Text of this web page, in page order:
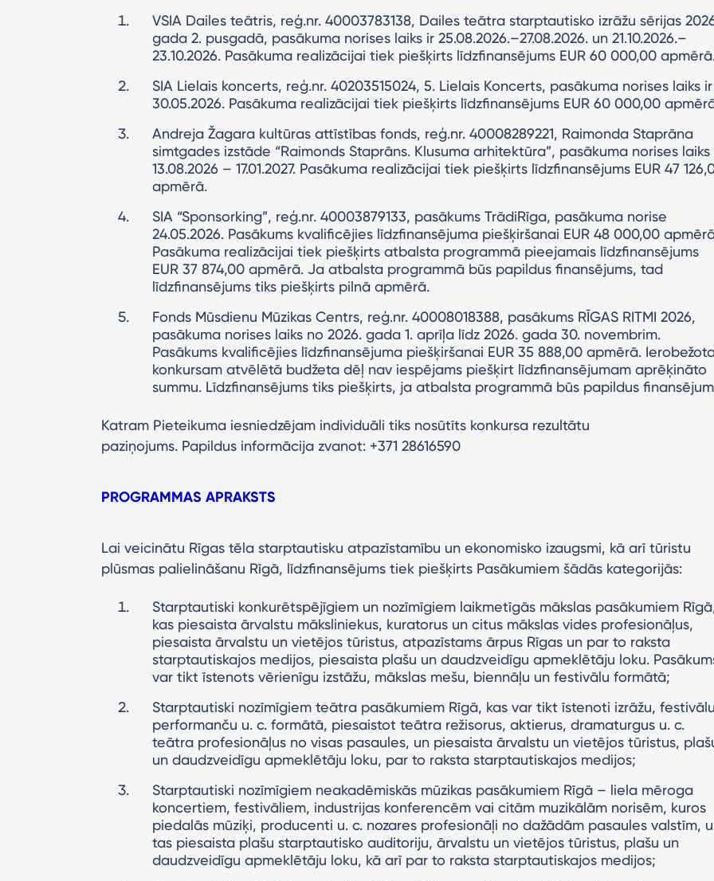
VSIA Dailes teātris, reģ.nr. 40003783138, Dailes teātra starptautisko izrāžu sērijas
gada 2. pusgadā, pasākuma norises laiks ir 25.08.2026.–27.08.2026. un 21.10.2026.–
23.10.2026. Pasākuma realizācijai tiek piešķirts līdzfinansējums EUR 60 000,00
SIA Lielais koncerts, reģ.nr. 40203515024, 5. Lielais Koncerts, pasākuma norises laiks ir
30.05.2026. Pasākuma realizācijai tiek piešķirts līdzfinansējums EUR 60 000,00
Andreja Žagara kultūras attīstības fonds, reģ.nr. 40008289221, Raimonda Staprāna
simtgades izstāde “Raimonds Staprāns. Klusuma arhitektūra”, pasākuma norises laiks
13.08.2026 – 17.01.2027. Pasākuma realizācijai tiek piešķirts līdzfinansējums EUR 47
apmērā.
SIA “Sponsorking”, reģ.nr. 40003879133, pasākums TrādiRīga, pasākuma norise
24.05.2026. Pasākums kvalificējies līdzfinansējuma piešķiršanai EUR 48 000,00
Pasākuma realizācijai tiek piešķirts atbalsta programmā pieejamais līdzfinansējums
EUR 37 874,00 apmērā. Ja atbalsta programmā būs papildus finansējums, tad
līdzfinansējums tiks piešķirts pilnā apmērā.
Fonds Mūsdienu Mūzikas Centrs, reģ.nr. 40008018388, pasākums RĪGAS RITMI 2026,
pasākuma norises laiks no 2026. gada 1. aprīļa līdz 2026. gada 30. novembrim.
Pasākums kvalificējies līdzfinansējuma piešķiršanai EUR 35 888,00 apmērā.
konkursam atvēlētā budžeta dēļ nav iespējams piešķirt līdzfinansējumam aprēķināto
summu. Līdzfinansējums tiks piešķirts, ja atbalsta programmā būs papildus
Katram Pieteikuma iesniedzējam individuāli tiks nosūtīts konkursa rezultātu
paziņojums. Papildus informācija zvanot: +371 28616590
PROGRAMMAS APRAKSTS
Lai veicinātu Rīgas tēla starptautisku atpazīstamību un ekonomisko izaugsmi, kā arī tūristu
plūsmas palielināšanu Rīgā, līdzfinansējums tiek piešķirts Pasākumiem šādās kategorijās:
Starptautiski konkurētspējīgiem un nozīmīgiem laikmetīgās mākslas pasākumiem
kas piesaista ārvalstu māksliniekus, kuratorus un citus mākslas vides profesionāļus,
piesaista ārvalstu un vietējos tūristus, atpazīstams ārpus Rīgas un par to raksta
starptautiskajos medijos, piesaista plašu un daudzveidīgu apmeklētāju loku.
var tikt īstenots vērienīgu izstāžu, mākslas mešu, biennāļu un festivālu formātā;
Starptautiski nozīmīgiem teātra pasākumiem Rīgā, kas var tikt īstenoti izrāžu,
performanču u. c. formātā, piesaistot teātra režisorus, aktierus, dramaturgus u. c.
teātra profesionāļus no visas pasaules, un piesaista ārvalstu un vietējos tūristus,
un daudzveidīgu apmeklētāju loku, par to raksta starptautiskajos medijos;
Starptautiski nozīmīgiem neakadēmiskās mūzikas pasākumiem Rīgā – liela mēroga
koncertiem, festivāliem, industrijas konferencēm vai citām muzikālām norisēm, kuros
piedalās mūziķi, producenti u. c. nozares profesionāļi no dažādām pasaules valstīm,
tas piesaista plašu starptautisko auditoriju, ārvalstu un vietējos tūristus, plašu un
daudzveidīgu apmeklētāju loku, kā arī par to raksta starptautiskajos medijos;